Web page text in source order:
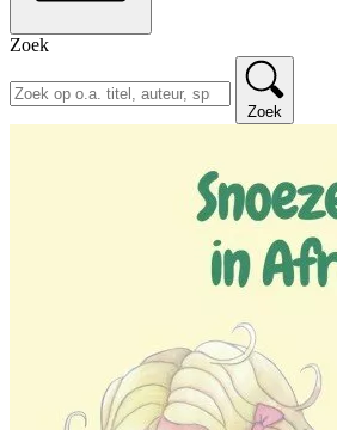
Zoek
Zoek